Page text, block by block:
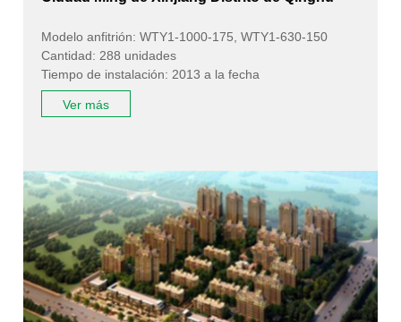
Modelo anfitrión: WTY1-1000-175, WTY1-630-150
Cantidad: 288 unidades
Tiempo de instalación: 2013 a la fecha
Ver más